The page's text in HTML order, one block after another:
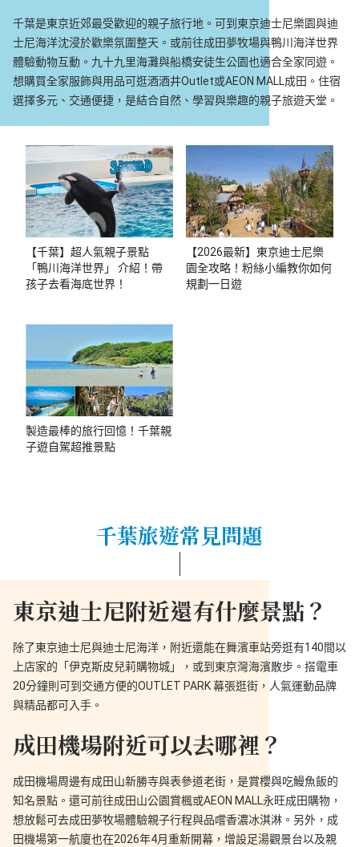
千葉是東京近郊最受歡迎的親子旅行地。可到東京迪士尼樂園與迪
士尼海洋沈浸於歡樂氛圍整天。或前往成田夢牧場與鴨川海洋世界
體驗動物互動。九十九里海灘與船橋安徒生公園也適合全家同遊。
想購買全家服飾與用品可逛酒酒井Outlet或AEON MALL成田。住宿
選擇多元、交通便捷，是結合自然、學習與樂趣的親子旅遊天堂。
【千葉】超人氣親子景點
「鴨川海洋世界」 介紹！帶
孩子去看海底世界！
【2026最新】東京迪士尼樂
園全攻略！粉絲小編教你如何
規劃一日遊
製造最棒的旅行回憶！千葉親
子遊自駕超推景點
千葉旅遊常見問題
東京迪士尼附近還有什麼景點？
除了東京迪士尼與迪士尼海洋，附近還能在舞濱車站旁逛有140間以
上店家的「伊克斯皮兒莉購物城」，或到東京灣海濱散步。搭電車
20分鐘則可到交通方便的OUTLET PARK 幕張逛街，人氣運動品牌
與精品都可入手。
成田機場附近可以去哪裡？
成田機場周邊有成田山新勝寺與表參道老街，是賞櫻與吃鰻魚飯的
知名景點。還可前往成田山公園賞楓或AEON MALL永旺成田購物，
想放鬆可去成田夢牧場體驗親子行程與品嚐香濃冰淇淋。另外，成
田機場第一航廈也在2026年4月重新開幕，增設足湯觀景台以及親